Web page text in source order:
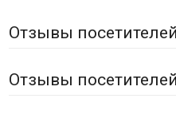
Отзывы
Отзывы